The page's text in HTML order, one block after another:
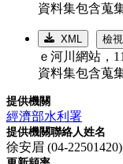
資料集包含蒐
XML 檢
ｅ河川網站，
資料集包含蒐
提供機關
經濟部水利署
提供機關聯絡人姓名
徐安眉 (04-22501420)